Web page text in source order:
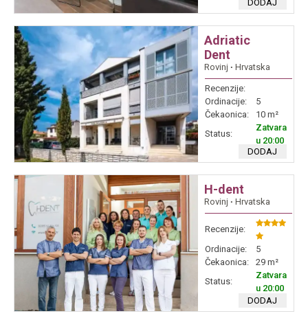
DODAJ
Adriatic
Dent
Rovinj ∙ Hrvatska
Recenzije:
Ordinacije:
5
Čekaonica:
10 m²
Status:
Zatvara
u 20:00
DODAJ
H-dent
Rovinj ∙ Hrvatska
Recenzije:
Ordinacije:
5
Čekaonica:
29 m²
Status:
Zatvara
u 20:00
DODAJ